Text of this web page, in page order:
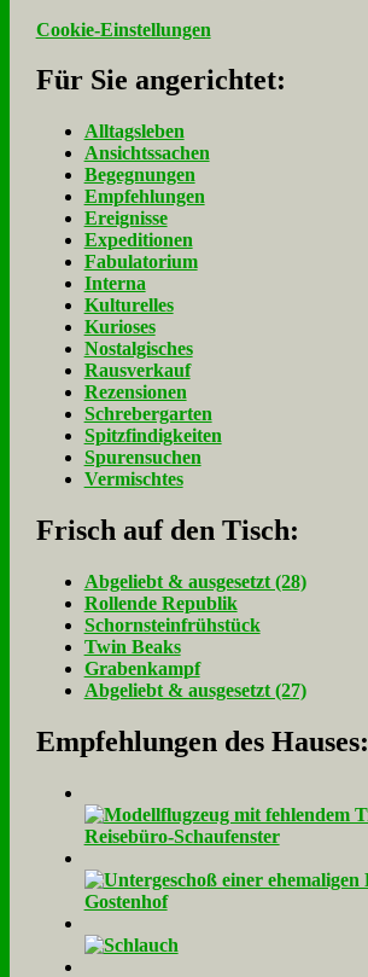
Cookie-Einstellungen
Für Sie an­ge­rich­tet:
Alltagsleben
Ansichtssachen
Begegnungen
Empfehlungen
Ereignisse
Expeditionen
Fabulatorium
Interna
Kulturelles
Kurioses
Nostalgisches
Rausverkauf
Rezensionen
Schrebergarten
Spitzfindigkeiten
Spurensuchen
Vermischtes
Frisch auf den Tisch:
Ab­ge­liebt & aus­ge­setzt (28)
Rol­len­de Re­pu­blik
Schorn­stein­früh­stück
Twin Beaks
Gra­ben­kampf
Ab­ge­liebt & aus­ge­setzt (27)
Empfehlungen des Hauses: